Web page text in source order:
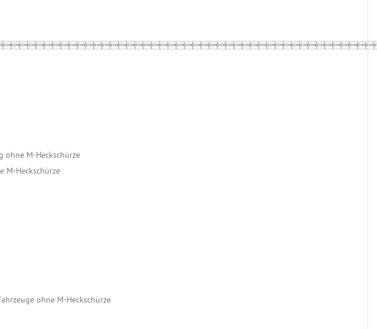
M-Heckschürze
M-Heckschürze
ohne M-Heckschürze